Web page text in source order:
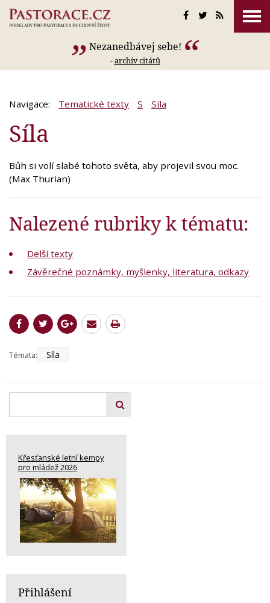
Nezanedbávej sebe!
-archív citátů
Navigace: Tematické texty S Síla
Síla
Bůh si volí slabé tohoto světa, aby projevil svou moc.
(Max Thurian)
Nalezené rubriky k tématu:
Delší texty
Závěrečné poznámky, myšlenky, literatura, odkazy
Témata: Síla
Křesťanské letní kempy
pro mládež 2026
Přihlášení